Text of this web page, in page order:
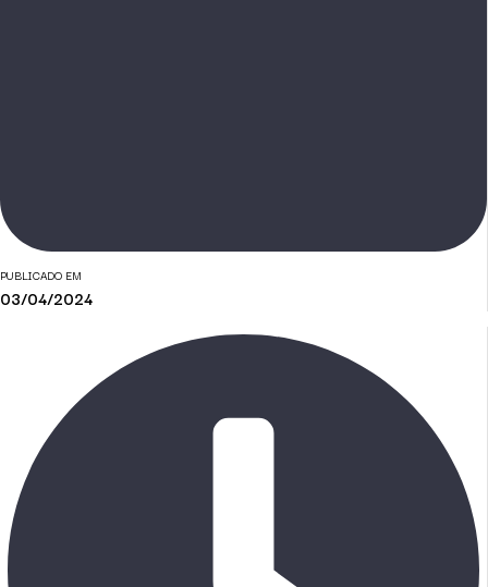
PUBLICADO EM
03/04/2024